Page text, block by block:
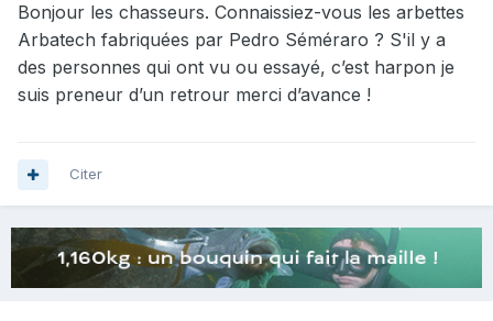
Bonjour les chasseurs. Connaissiez-vous les arbettes
Arbatech fabriquées par Pedro Séméraro ? S'il y a
des personnes qui ont vu ou essayé, c’est harpon je
suis preneur d’un retrour merci d’avance !
Citer